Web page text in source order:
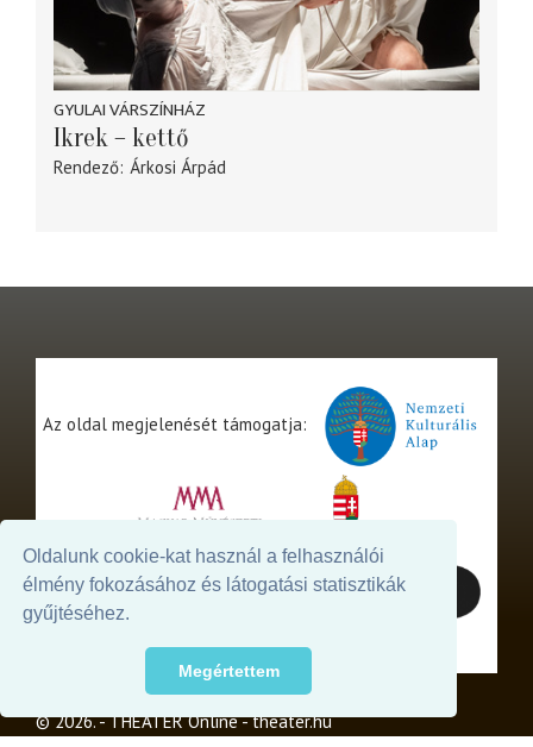
Oldalunk cookie-kat használ a felhasználói
élmény fokozásához és látogatási statisztikák
gyűjtéséhez.
Megértettem
GYULAI VÁRSZÍNHÁZ
Ikrek – kettő
Rendező Árkosi Árpád
Az oldal megjelenését támogatja:
© 2026. - THEATER Online -theater.hu